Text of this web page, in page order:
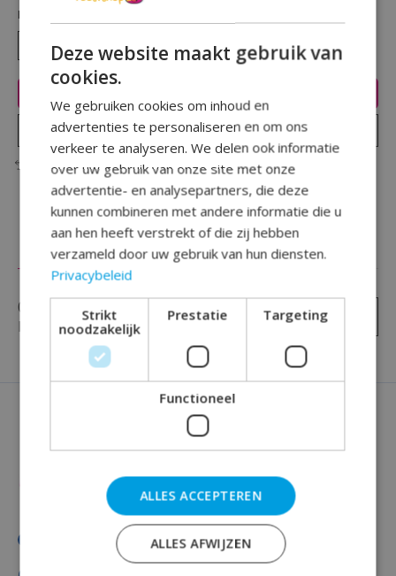
Hoeveelheid:
Plaats bestelling
Toevoegen om te vergelijken
Reviews (0)
0 sterren op basis van0
beoordelingen
Je beoordeling toevoegen
Deze website maakt gebruik van
cookies.
We gebruiken cookies om inhoud en
advertenties te personaliseren en om ons
verkeer te analyseren. We delen ook informatie
over uw gebruik van onze site met onze
advertentie- en analysepartners, die deze
kunnen combineren met andere informatie die u
aan hen heeft verstrekt of die zij hebben
verzameld door uw gebruik van hun diensten.
Privacybeleid
Strikt
noodzakelijk
Prestatie Targeting
Functioneel
ALLES ACCEPTEREN
ALLES AFWIJZEN